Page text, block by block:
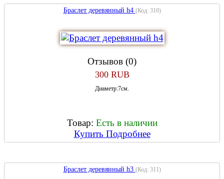
Браслет деревянный h4 (Код: 310)
Отзывов (0)
300 RUB
Диаметр:7см.
Товар: Есть в наличии
Купить Подробнее
Браслет деревянный h3 (Код: 311)